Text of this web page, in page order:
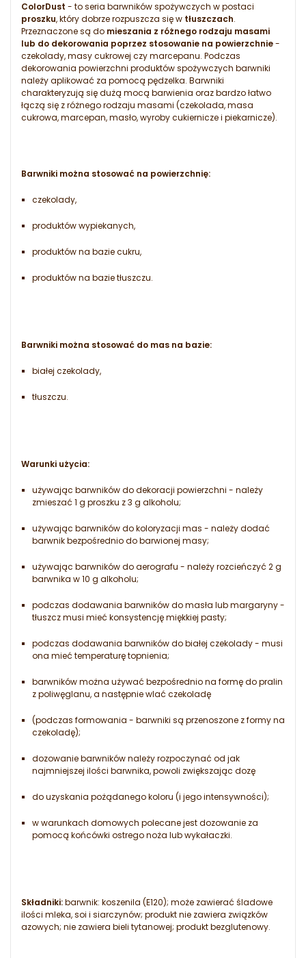
ColorDust - to seria barwników spożywczych w postaci
proszku, który dobrze rozpuszcza się w tłuszczach.
Przeznaczone są do mieszania z różnego rodzaju masami
lub do dekorowania poprzez stosowanie na powierzchnie-
czekolady, masy cukrowej czy marcepanu. Podczas
dekorowania powierzchni produktów spożywczych barwniki
należy aplikować za pomocą pędzelka. Barwniki
charakteryzują się dużą mocą barwienia oraz bardzo łatwo
łączą się z różnego rodzaju masami (czekolada, masa
cukrowa, marcepan, masło, wyroby cukiernicze i piekarnicze).
Barwniki można stosować na powierzchnię:
czekolady,
produktów wypiekanych,
produktów na bazie cukru,
produktów na bazie tłuszczu.
Barwniki można stosować do mas na bazie:
białej czekolady,
tłuszczu.
Warunki użycia:
używając barwników do dekoracji powierzchni - należy
zmieszać 1 g proszku z 3 g alkoholu;
używając barwników do koloryzacji mas - należy dodać
barwnik bezpośrednio do barwionej masy;
używając barwników do aerografu - należy rozcieńczyć 2 g
barwnika w 10 g alkoholu;
podczas dodawania barwników do masła lub margaryny -
tłuszcz musi mieć konsystencję miękkiej pasty;
podczas dodawania barwników do białej czekolady - musi
ona mieć temperaturę topnienia;
barwników można używać bezpośrednio na formę do pralin
z poliwęglanu, a następnie wlać czekoladę
(podczas formowania - barwniki są przenoszone z formy na
czekoladę);
dozowanie barwników należy rozpoczynać od jak
najmniejszej ilości barwnika, powoli zwiększając dozę
do uzyskania pożądanego koloru (i jego intensywności);
w warunkach domowych polecane jest dozowanie za
pomocą końcówki ostrego noża lub wykałaczki.
Składniki:barwnik: koszenila (E120); może zawierać śladowe
ilości mleka, soi i siarczynów; produkt nie zawiera związków
azowych; nie zawiera bieli tytanowej; produkt bezglutenowy.